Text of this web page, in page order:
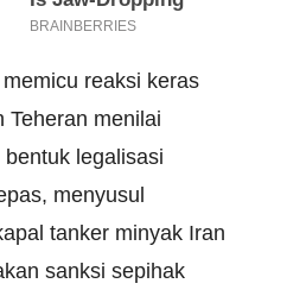
reaksi keras
Teheran menilai
legalisasi
menyusul
tanker minyak Iran
sanksi sepihak